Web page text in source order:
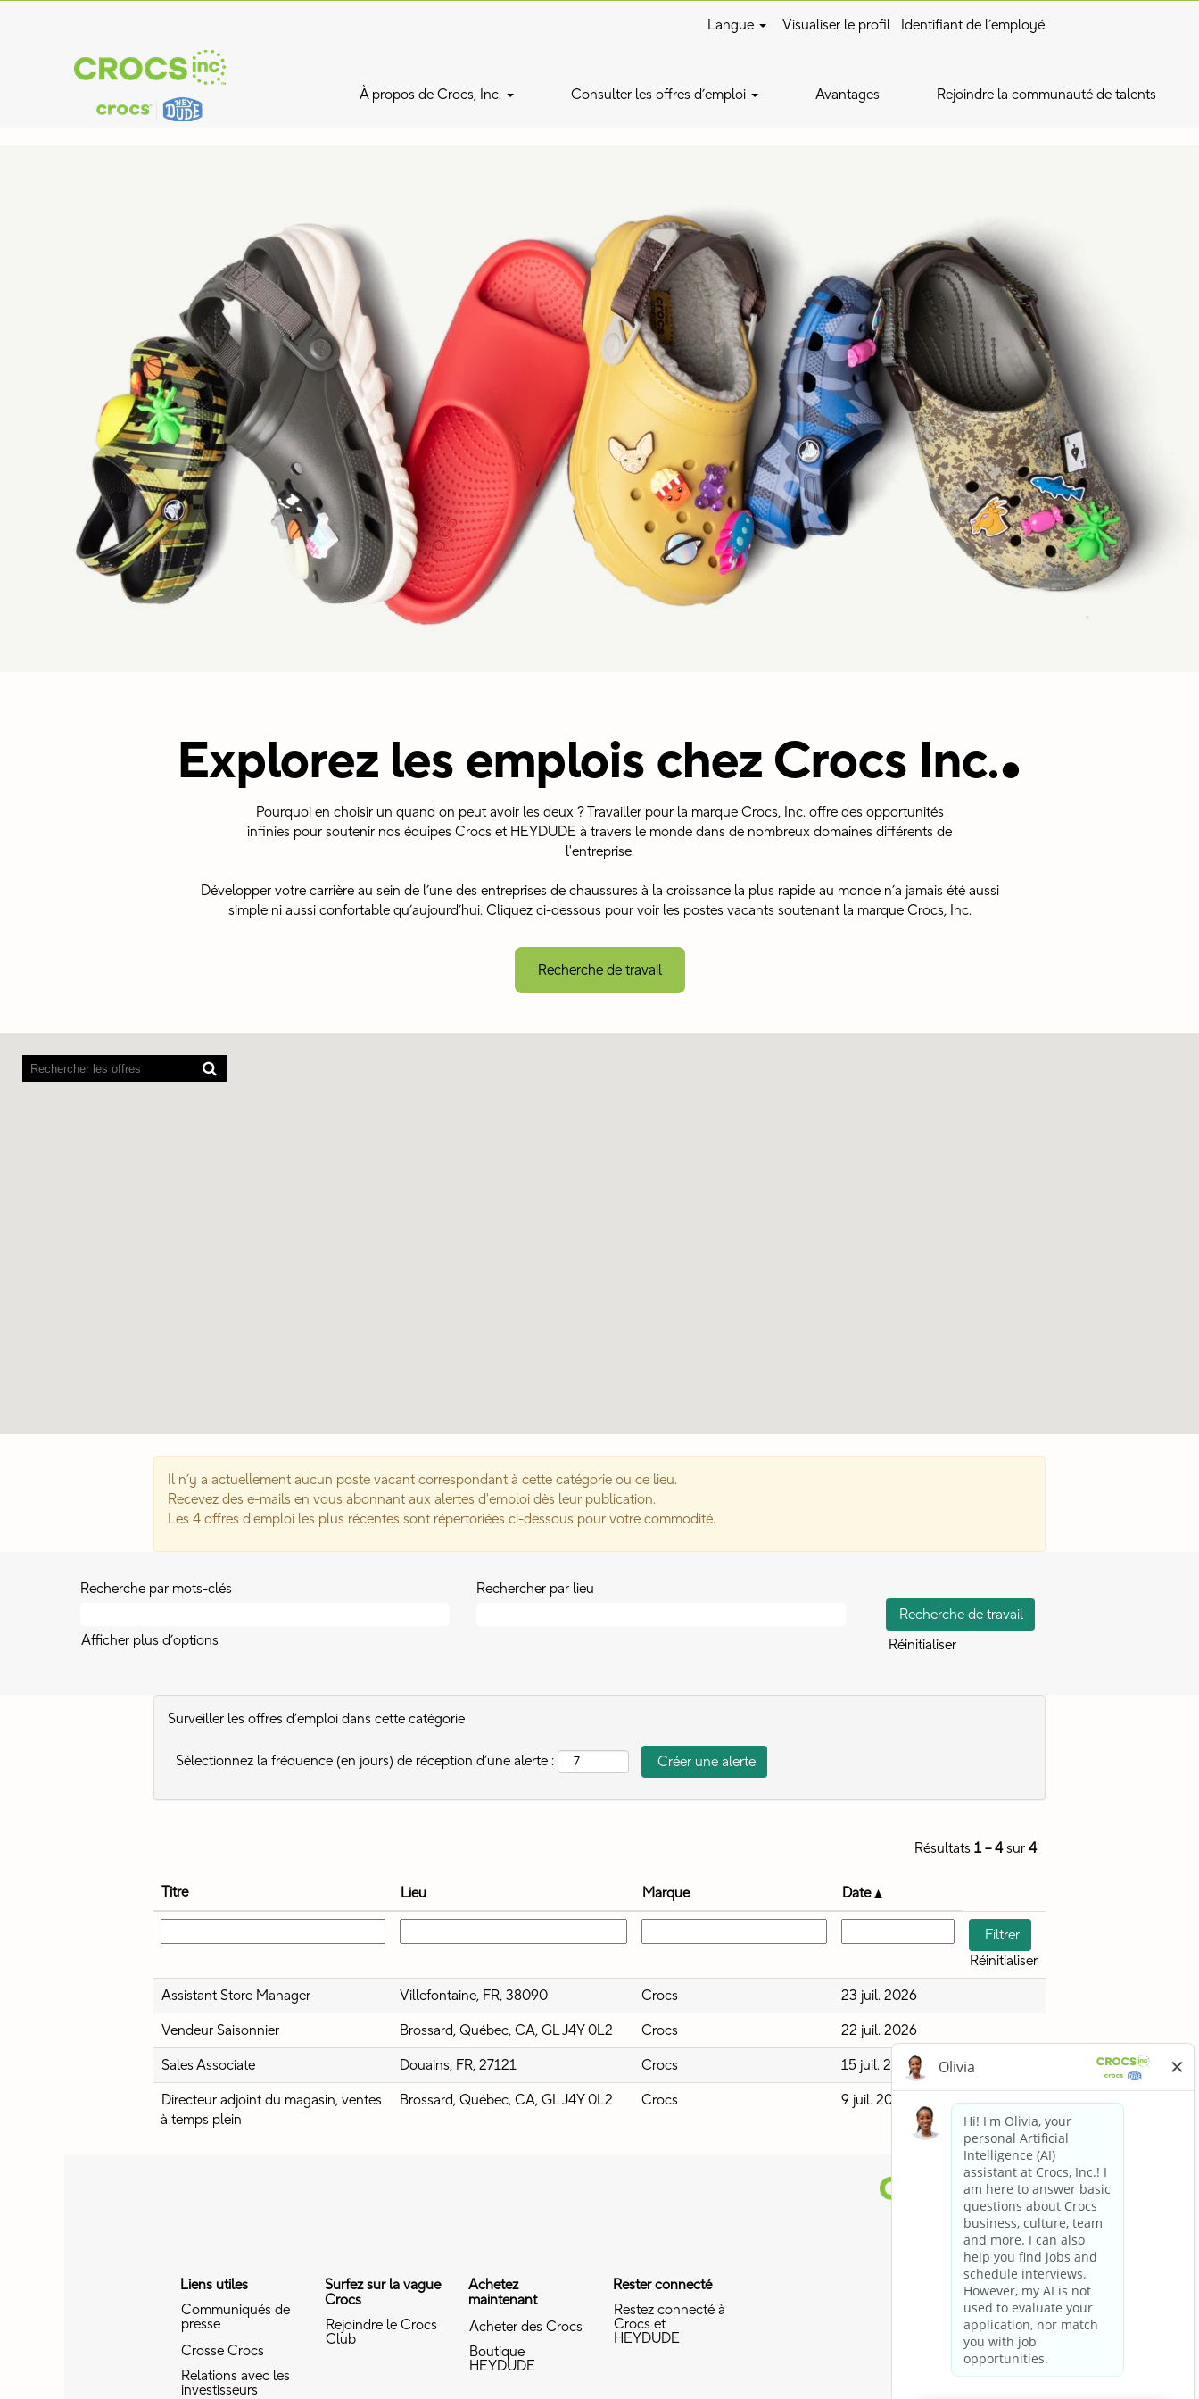
Langue Visualiser le profil Identifiant de l’employé
À propos de Crocs, Inc. Consulter les offres d’emploi Avantages Rejoindre la communauté de talents
Explorez les emplois chez Crocs Inc..
Pourquoi en choisir un quand on peut avoir les deux ? Travailler pour la marque Crocs, Inc. offre des opportunités
infinies pour soutenir nos équipes Crocs et HEYDUDE à travers le monde dans de nombreux domaines différents de
l'entreprise.
Développer votre carrière au sein de l’une des entreprises de chaussures à la croissance la plus rapide au monde n’a jamais été aussi
simple ni aussi confortable qu’aujourd’hui. Cliquez ci-dessous pour voir les postes vacants soutenant la marque Crocs, Inc.
Recherche de travail
lecteurs
d’écran
Il n’y a actuellement aucun poste vacant correspondant à cette catégorie ou ce lieu.
Recevez des e-mails en vous abonnant aux alertes d'emploi dès leur publication.
Les 4 offres d'emploi les plus récentes sont répertoriées ci-dessous pour votre commodité.
Recherche par mots-clés Rechercher par lieu
Afficher plus d’options Réinitialiser
Surveiller les offres d’emploi dans cette catégorie
Sélectionnez la fréquence (en jours) de réception d’une alerte :
Résultats 1 – 4sur 4
Titre Lieu Marque Date
Réinitialiser
Assistant Store Manager
Villefontaine, FR, 38090 Crocs
23 juil. 2026
Vendeur Saisonnier
Brossard, Québec, CA, GL J4Y 0L2 Crocs
22 juil. 2026
Sales Associate
Douains, FR, 27121 Crocs
15 juil. 2026
Directeur adjoint du magasin, ventes
à temps plein
Brossard, Québec, CA, GL J4Y 0L2 Crocs 9 juil. 2026
Liens utiles
Communiqués de
presse
Crosse Crocs
Relations avec les
investisseurs
Surfez sur la vague
Crocs
Rejoindre le Crocs
Club
Achetez
maintenant
Acheter des Crocs
Boutique
HEYDUDE
Rester connecté
Restez connecté à
Crocs et
HEYDUDE